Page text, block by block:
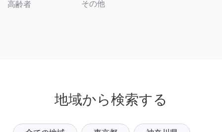
高齢者 その他
地域から検索する